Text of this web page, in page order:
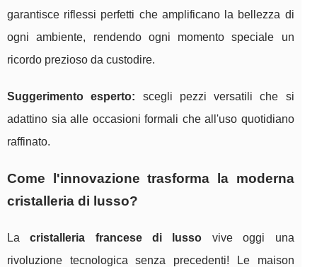
garantisce riflessi perfetti che amplificano la bellezza di
ogni ambiente, rendendo ogni momento speciale un
ricordo prezioso da custodire.
Suggerimento esperto: scegli pezzi versatili che si
adattino sia alle occasioni formali che all'uso quotidiano
raffinato.
Come l'innovazione trasforma la moderna
cristalleria di lusso?
Lacristalleria francese di lusso vive oggi una
rivoluzione tecnologica senza precedenti! Le maison